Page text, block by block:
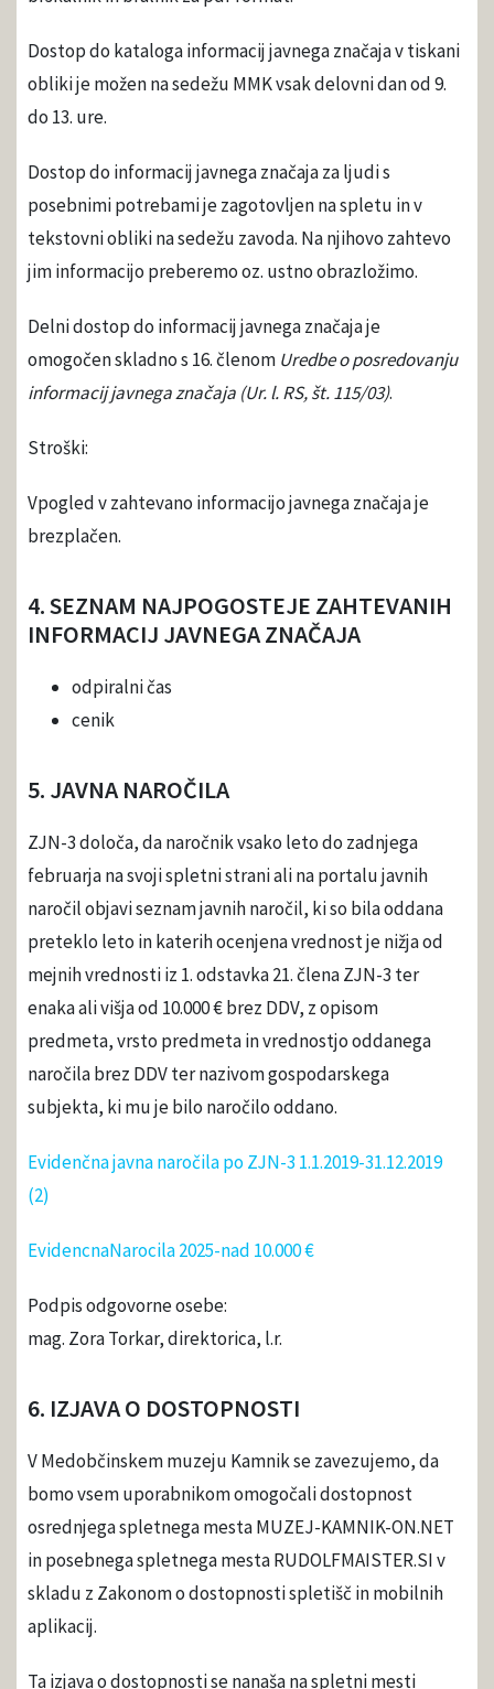
Dostop do kataloga informacij javnega značaja v tiskani
obliki je možen na sedežu MMK vsak delovni dan od 9.
do 13. ure.
Dostop do informacij javnega značaja za ljudi s
posebnimi potrebami je zagotovljen na spletu in v
tekstovni obliki na sedežu zavoda. Na njihovo zahtevo
jim informacijo preberemo oz. ustno obrazložimo.
Delni dostop do informacij javnega značaja je
omogočen skladno s 16. členom Uredbe o posredovanju
informacij javnega značaja (Ur. l. RS, št. 115/03).
Stroški:
Vpogled v zahtevano informacijo javnega značaja je
brezplačen.
4. SEZNAM NAJPOGOSTEJE ZAHTEVANIH
INFORMACIJ JAVNEGA ZNAČAJA
odpiralni čas
cenik
5. JAVNA NAROČILA
ZJN-3 določa, da naročnik vsako leto do zadnjega
februarja na svoji spletni strani ali na portalu javnih
naročil objavi seznam javnih naročil, ki so bila oddana
preteklo leto in katerih ocenjena vrednost je nižja od
mejnih vrednosti iz 1. odstavka 21. člena ZJN-3 ter
enaka ali višja od 10.000 € brez DDV, z opisom
predmeta, vrsto predmeta in vrednostjo oddanega
naročila brez DDV ter nazivom gospodarskega
subjekta, ki mu je bilo naročilo oddano.
Evidenčna javna naročila po ZJN-3 1.1.2019-31.12.2019
(2)
EvidencnaNarocila 2025-nad 10.000 €
Podpis odgovorne osebe:
mag. Zora Torkar, direktorica, l.r.
6. IZJAVA O DOSTOPNOSTI
V Medobčinskem muzeju Kamnik se zavezujemo, da
bomo vsem uporabnikom omogočali dostopnost
osrednjega spletnega mesta MUZEJ-KAMNIK-ON.NET
in posebnega spletnega mesta RUDOLFMAISTER.SI v
skladu z Zakonom o dostopnosti spletišč in mobilnih
aplikacij.
Ta izjava o dostopnosti se nanaša na spletni mesti